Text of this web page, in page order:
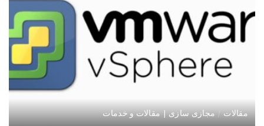
مقالات مجازی سازی | مقالات و خدمات